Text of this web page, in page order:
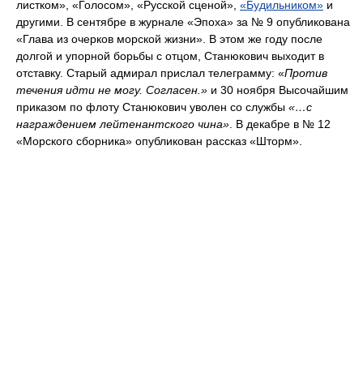
листком», «Голосом», «Русской сценой», «Будильником» и
другими. В сентябре в журнале «Эпоха» за № 9 опубликована
«Глава из очерков морской жизни». В этом же году после
долгой и упорной борьбы с отцом, Станюкович выходит в
отставку. Старый адмирал прислал телеграмму: «Против
течения идти не могу. Согласен.» и 30 ноября Высочайшим
приказом по флоту Станюкович уволен со службы «…с
награждением лейтенантского чина». В декабре в № 12
«Морского сборника» опубликован рассказ «Шторм».